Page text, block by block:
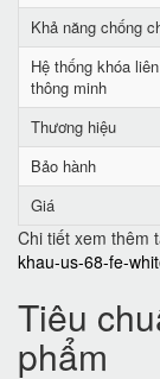
Khả năng chống
Hệ thống khóa
thông minh
Thương hiệu
Bảo hành
Giá
Chi tiết xem thêm
khau-us-68-fe-
Tiêu
phẩm